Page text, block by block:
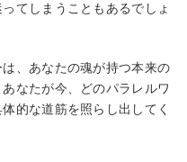
てしまうこともあるでしょ
、あなたの魂が持つ本来の
なたが今、どのパラレルワ
的な道筋を照らし出してく